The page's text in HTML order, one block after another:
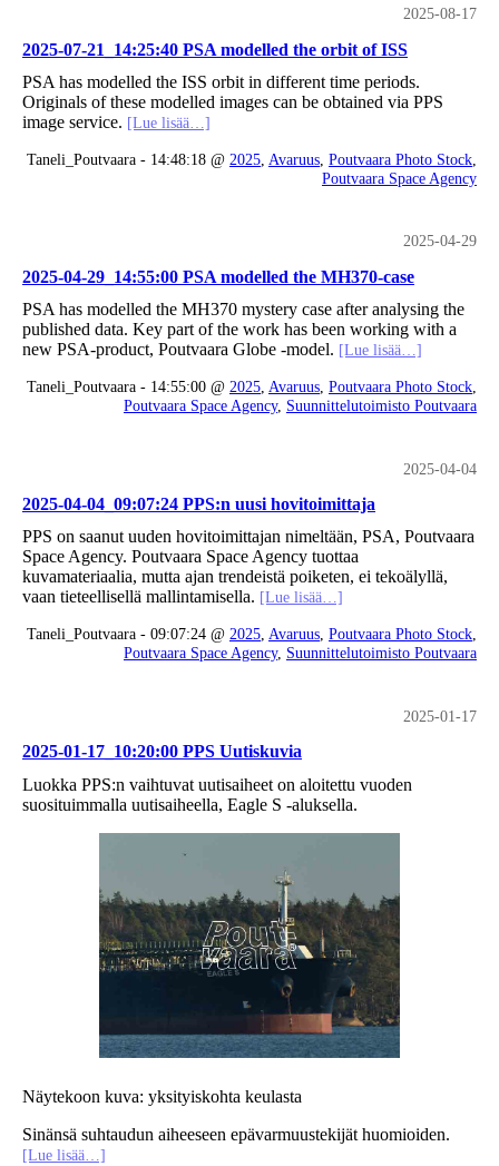
2025-08-17
2025-07-21_14:25:40 PSA modelled the orbit of ISS
PSA has modelled the ISS orbit in different time periods.
Originals of these modelled images can be obtained via PPS
image service. [Lue lisää…]
Taneli_Poutvaara - 14:48:18 @ 2025 Avaruus Poutvaara Photo Stock
Poutvaara Space Agency
2025-04-29
2025-04-29_14:55:00 PSA modelled the MH370-case
PSA has modelled the MH370 mystery case after analysing the
published data. Key part of the work has been working with a
new PSA-product, Poutvaara Globe -model. [Lue lisää…]
Taneli_Poutvaara - 14:55:00 @ 2025 Avaruus Poutvaara Photo Stock
Poutvaara Space Agency, Suunnittelutoimisto Poutvaara
2025-04-04
2025-04-04_09:07:24 PPS:n uusi hovitoimittaja
PPS on saanut uuden hovitoimittajan nimeltään, PSA, Poutvaara
Space Agency. Poutvaara Space Agency tuottaa
kuvamateriaalia, mutta ajan trendeistä poiketen, ei tekoälyllä,
vaan tieteellisellä mallintamisella. [Lue lisää…]
Taneli_Poutvaara - 09:07:24 @ 2025, Avaruus, Poutvaara Photo Stock,
Poutvaara Space Agency, Suunnittelutoimisto Poutvaara
2025-01-17
2025-01-17_10:20:00 PPS Uutiskuvia
Luokka PPS:n vaihtuvat uutisaiheet on aloitettu vuoden
suosituimmalla uutisaiheella, Eagle S -aluksella.
Näytekoon kuva: yksityiskohta keulasta
Sinänsä suhtaudun aiheeseen epävarmuustekijät huomioiden.
[Lue lisää…]